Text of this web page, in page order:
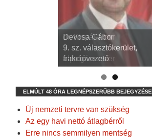
dr. Kispál Tibor
3. sz. választókerület,
alpolgármester
Devosa Gábor
9. sz. választókerület,
frakcióvezető
ELMÚLT 48 ÓRA LEGNÉPSZERŰBB BEJEGYZÉSEI
Új nemzeti tervre van szükség
Az egy havi nettó átlagbérről
Erre nincs semmilyen mentség